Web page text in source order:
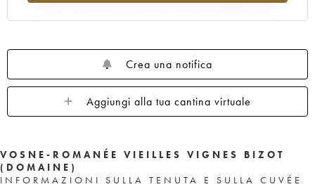
Crea una notifica
Aggiungi alla tua cantina virtuale
VOSNE-ROMANÉE VIEILLES VIGNES BIZOT
(DOMAINE)
INFORMAZIONI SULLA TENUTA E SULLA CUVÉE